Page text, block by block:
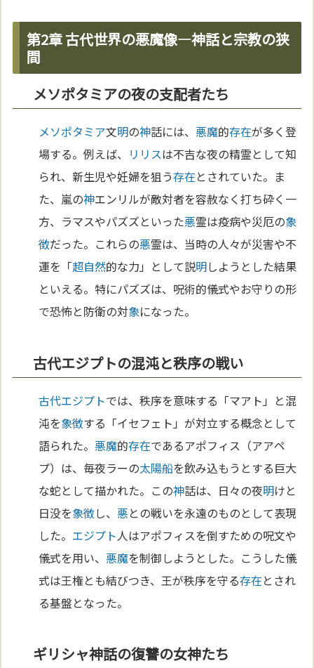
第2章 古代世界の悪魔像—神話と宗教の狭
間
メソポタミアの夜の支配者たち
メソポタミア文明の神話には、悪魔的存在が多く登
場する。例えば、 リリスは不吉な夜の精霊として知
られ、新生児や妊婦を狙う存在とされていた。ま
た、嵐の神エンリルが敵対者を容赦なく打ち砕く一
方、ラマスやパズズといった悪霊は疫病や災厄の象
徴だった。これらの悪霊は、当時の人々が災害や不
運を「超自然的な力」として説明しようとした結果
といえる。特にパズズは、呪術的儀式やお守りの形
で恐怖と防衛の対象になった。
古代エジプトの混沌と秩序の戦い
古代エジプトでは、秩序を意味する「マアト」と混
沌を象徴する「イセフェト」が対立する概念として
語られた。悪魔的存在であるアポフィス（アアペ
プ）は、毎夜ラーの太陽船を飲み込もうとする巨大
な蛇として描かれた。この神話は、日々の夜明けと
日没を象徴し、悪との戦いを永遠のものとして表現
した。 エジプト人はアポフィスを倒すための呪文や
儀式を用い、悪魔を制御しようとした。こうした儀
式は王権とも結びつき、王が秩序を守る存在とされ
る基盤となった。
ギリシャ神話の復讐の女神たち